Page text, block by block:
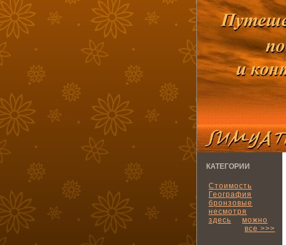
КАТЕГОРИИ
Стоимость
География
бронзовые
несмотря
здесь
можно
все >>>